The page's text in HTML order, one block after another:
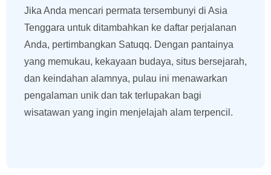
Jika Anda mencari permata tersembunyi di Asia
Tenggara untuk ditambahkan ke daftar perjalanan
Anda, pertimbangkan Satuqq. Dengan pantainya
yang memukau, kekayaan budaya, situs bersejarah,
dan keindahan alamnya, pulau ini menawarkan
pengalaman unik dan tak terlupakan bagi
wisatawan yang ingin menjelajah alam terpencil.